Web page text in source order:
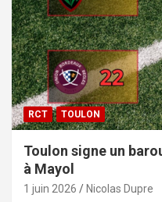
RCT TOULON
Toulon signe un
à Mayol
1 juin 2026 Nicolas Dupre